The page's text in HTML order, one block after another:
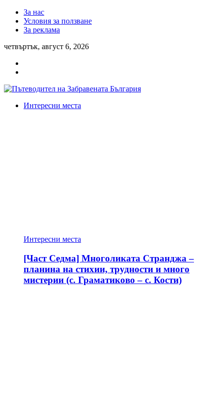
За нас
Условия за ползване
За реклама
четвъртък, август 6, 2026
Интересни места
Интересни места
[Част Седма] Многоликата Странджа –
планина на стихии, трудности и много
мистерии (с. Граматиково – с. Кости)